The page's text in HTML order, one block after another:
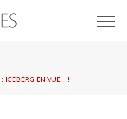
ICEBERG EN VUE… !